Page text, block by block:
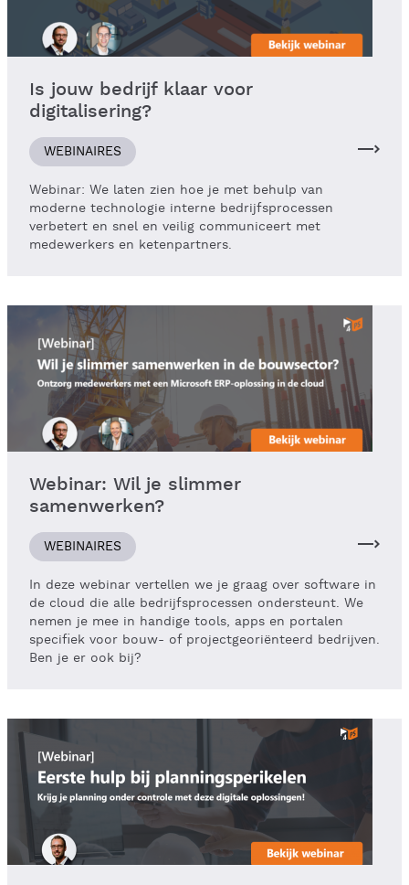
Is jouw bedrijf klaar voor
digitalisering?
WEBINAIRES
Webinar: We laten zien hoe je met behulp van
moderne technologie interne bedrijfsprocessen
verbetert en snel en veilig communiceert met
medewerkers en ketenpartners.
Webinar: Wil je slimmer
samenwerken?
WEBINAIRES
In deze webinar vertellen we je graag over software in
de cloud die alle bedrijfsprocessen ondersteunt. We
nemen je mee in handige tools, apps en portalen
specifiek voor bouw- of projectgeoriënteerd bedrijven.
Ben je er ook bij?